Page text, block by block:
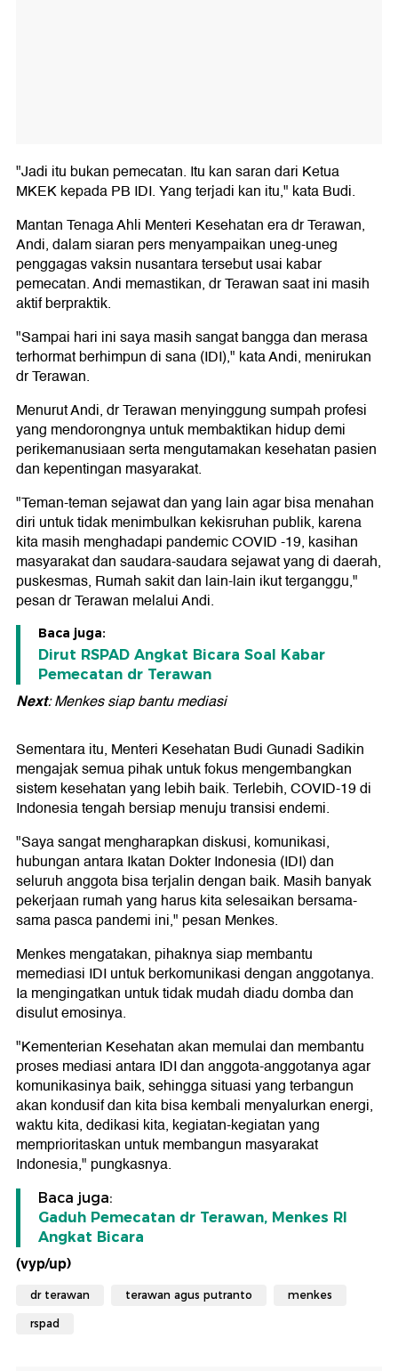
"Jadi itu bukan pemecatan. Itu kan saran dari Ketua
MKEK kepada PB IDI. Yang terjadi kan itu," kata Budi.
Mantan Tenaga Ahli Menteri Kesehatan era dr Terawan,
Andi, dalam siaran pers menyampaikan uneg-uneg
penggagas vaksin nusantara tersebut usai kabar
pemecatan. Andi memastikan, dr Terawan saat ini masih
aktif berpraktik.
"Sampai hari ini saya masih sangat bangga dan merasa
terhormat berhimpun di sana (IDI)," kata Andi, menirukan
dr Terawan.
Menurut Andi, dr Terawan menyinggung sumpah profesi
yang mendorongnya untuk membaktikan hidup demi
perikemanusiaan serta mengutamakan kesehatan pasien
dan kepentingan masyarakat.
"Teman-teman sejawat dan yang lain agar bisa menahan
diri untuk tidak menimbulkan kekisruhan publik, karena
kita masih menghadapi pandemic COVID -19, kasihan
masyarakat dan saudara-saudara sejawat yang di daerah,
puskesmas, Rumah sakit dan lain-lain ikut terganggu,"
pesan dr Terawan melalui Andi.
Baca juga:
Dirut RSPAD Angkat Bicara Soal Kabar
Pemecatan dr Terawan
Next: Menkes siap bantu mediasi
Sementara itu, Menteri Kesehatan Budi Gunadi Sadikin
mengajak semua pihak untuk fokus mengembangkan
sistem kesehatan yang lebih baik. Terlebih, COVID-19 di
Indonesia tengah bersiap menuju transisi endemi.
"Saya sangat mengharapkan diskusi, komunikasi,
hubungan antara Ikatan Dokter Indonesia (IDI) dan
seluruh anggota bisa terjalin dengan baik. Masih banyak
pekerjaan rumah yang harus kita selesaikan bersama-
sama pasca pandemi ini," pesan Menkes.
Menkes mengatakan, pihaknya siap membantu
memediasi IDI untuk berkomunikasi dengan anggotanya.
Ia mengingatkan untuk tidak mudah diadu domba dan
disulut emosinya.
"Kementerian Kesehatan akan memulai dan membantu
proses mediasi antara IDI dan anggota-anggotanya agar
komunikasinya baik, sehingga situasi yang terbangun
akan kondusif dan kita bisa kembali menyalurkan energi,
waktu kita, dedikasi kita, kegiatan-kegiatan yang
memprioritaskan untuk membangun masyarakat
Indonesia," pungkasnya.
Baca juga:
Gaduh Pemecatan dr Terawan, Menkes RI
Angkat Bicara
(vyp/up)
dr terawan terawan agus putranto menkes
rspad